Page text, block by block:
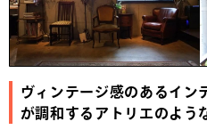
ヴィンテージ感のあるイン
が調和するアトリエのよう